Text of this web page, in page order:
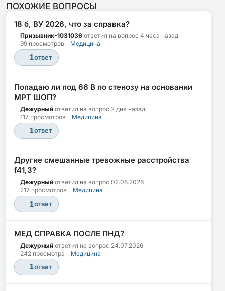
ПОХОЖИЕ ВОПРОСЫ
18 б, ВУ 2026, что за справка?
Призывник-1031036 ответил на вопрос 4 часа назад
99 просмотров
Медицина
1ответ
Попадаю ли под 66 В по стенозу на основании
МРТ ШОП?
Дежурный ответил на вопрос 2 дня назад
117 просмотров
Медицина
1ответ
Другие смешанные тревожные расстройства
f41,3?
Дежурный ответил на вопрос 02.08.2026
217 просмотров
Медицина
1ответ
МЕД СПРАВКА ПОСЛЕ ПНД?
Дежурный ответил на вопрос 24.07.2026
242 просмотра
Медицина
1ответ